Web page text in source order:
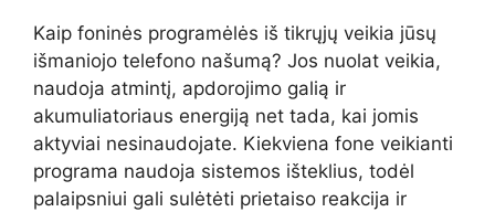
Kaip foninės programėlės iš tikrųjų veikia jūsų
išmaniojo telefono našumą? Jos nuolat veikia,
naudoja atmintį, apdorojimo galią ir
akumuliatoriaus energiją net tada, kai jomis
aktyviai nesinaudojate. Kiekviena fone veikianti
programa naudoja sistemos išteklius, todėl
palaipsniui gali sulėtėti prietaiso reakcija ir